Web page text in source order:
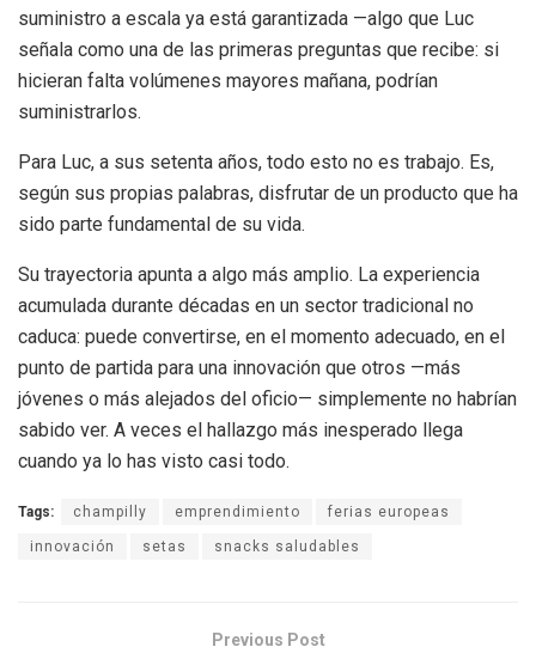
suministro a escala ya está garantizada —algo que Luc
señala como una de las primeras preguntas que recibe: si
hicieran falta volúmenes mayores mañana, podrían
suministrarlos.
Para Luc, a sus setenta años, todo esto no es trabajo. Es,
según sus propias palabras, disfrutar de un producto que ha
sido parte fundamental de su vida.
Su trayectoria apunta a algo más amplio. La experiencia
acumulada durante décadas en un sector tradicional no
caduca: puede convertirse, en el momento adecuado, en el
punto de partida para una innovación que otros —más
jóvenes o más alejados del oficio— simplemente no habrían
sabido ver. A veces el hallazgo más inesperado llega
cuando ya lo has visto casi todo.
Tags: champilly emprendimiento ferias europeas
innovación setas snacks saludables
Previous Post